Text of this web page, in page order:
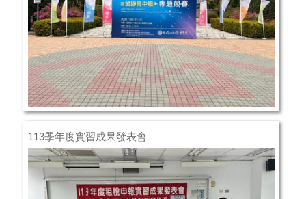
113學年度實習成果發表會